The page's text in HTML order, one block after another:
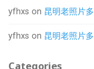
yfhxs on 昆明老照片
yfhxs on 昆明老照片
Categories